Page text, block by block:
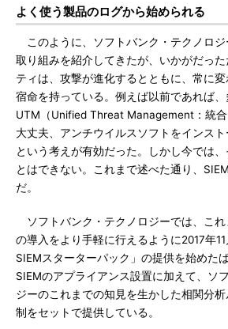
よく使う製品のログから始められる
このように、ソフトバンク・テクノロジ
取り組みを紹介してきたが、いかがだっ
ティは、攻撃が進化するとともに、常に
宿命を持っている。例えば以前であれば、
UTM（Unified Threat Management：統
大丈夫、アンチウイルスソフトをインス
という考えが有効だった。しかし今では
とはできない。これまで述べた通り、
だ。
ソフトバンク・テクノロジーでは、これ
の導入をより手軽に行えるように2017年
SIEMスターターパック」の提供を始めた
SIEMのアプライアンス設置に加えて、ソ
ジーのこれまでの知見を生かした相関分
制をセットで提供している。